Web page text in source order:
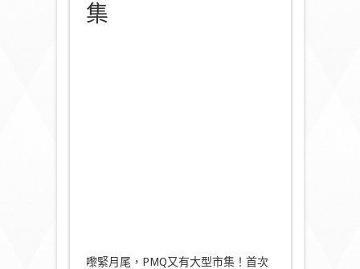
集
嚟緊月尾，PMQ又有大型市集！首次